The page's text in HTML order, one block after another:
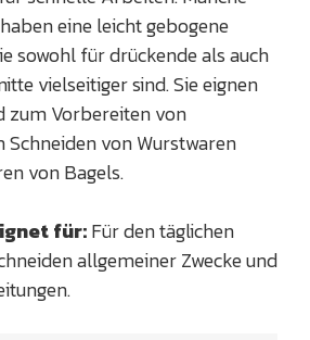
eine leicht gebogene
sowohl für drückende als auch
vielseitiger sind. Sie eignen
zum Vorbereiten von
Schneiden von Wurstwaren
von Bagels.
für:Für den täglichen
allgemeiner Zwecke und